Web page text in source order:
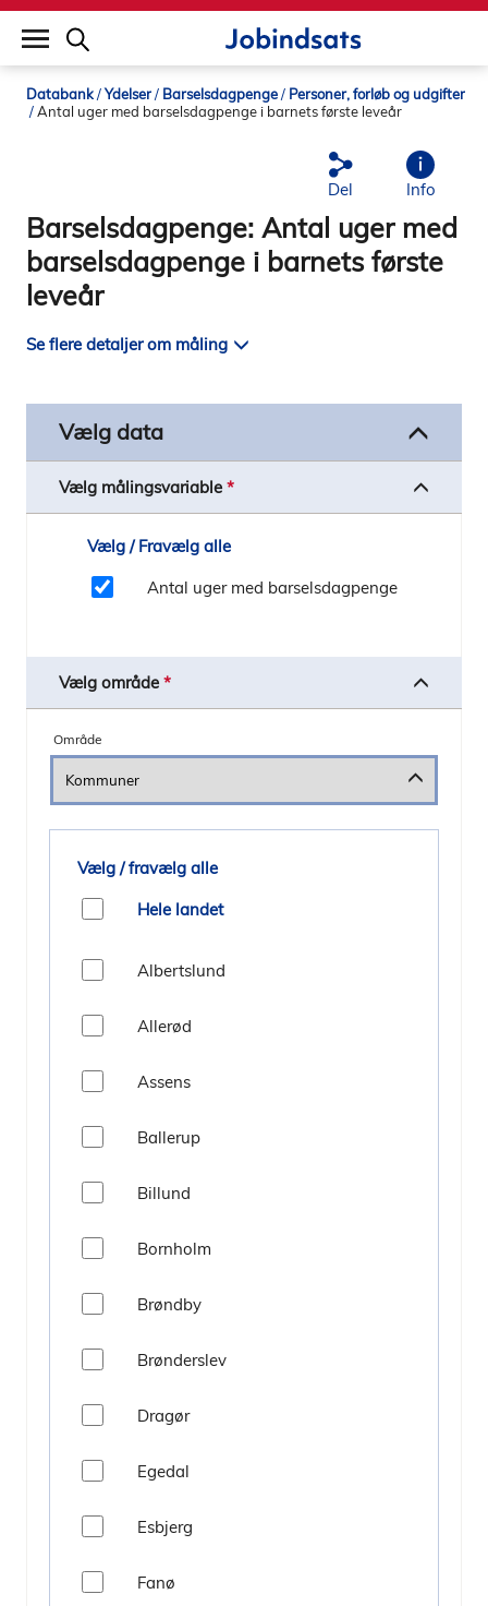
builddate: 2026-02-02 16:12:57
Databank Ydelser Barselsdagpenge
Personer, forløb og udgifter
Antal uger med barselsdagpenge i barnets første leveår